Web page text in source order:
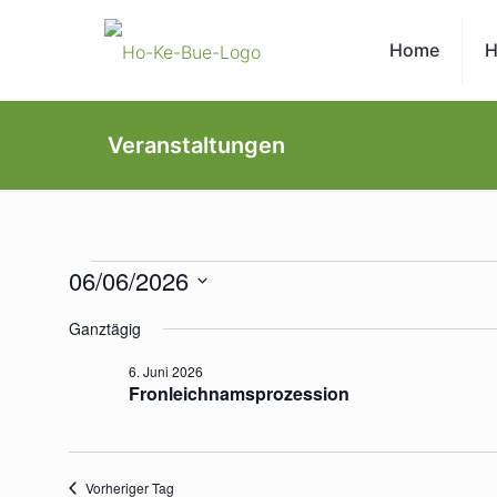
Home
Veranstaltungen
Veranstaltungen
für
06/06/2026
wählen.
Ganztägig
Fronleichnamsprozession
6. Juni 2026
Vorheriger Tag